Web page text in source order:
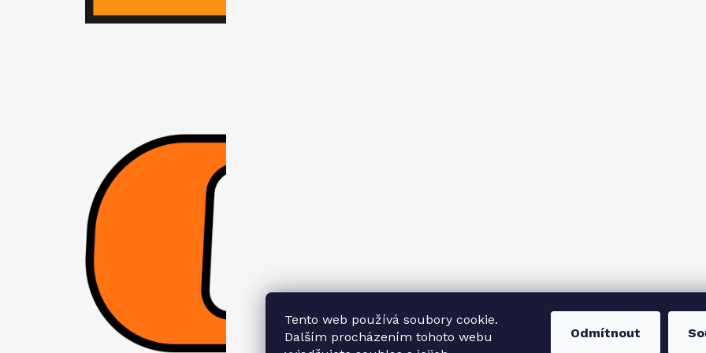
Tento web používá soubory cookie.
Dalším procházením tohoto webu
Odmítnout